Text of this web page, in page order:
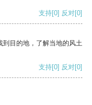
支持[0] 反对[0]
到目的地，了解当地的风土
支持[0] 反对[0]